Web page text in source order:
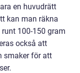
en huvudrätt
kan man räkna
100-150 gram
också att
smaker för att